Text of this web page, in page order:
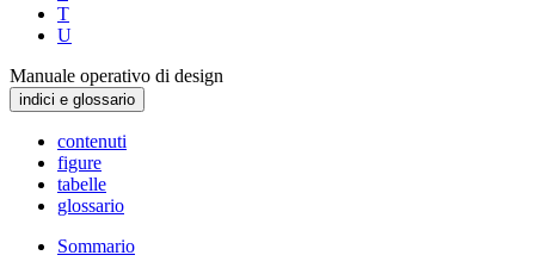
T
U
Manuale operativo di design
indici e glossario
contenuti
figure
tabelle
glossario
Sommario